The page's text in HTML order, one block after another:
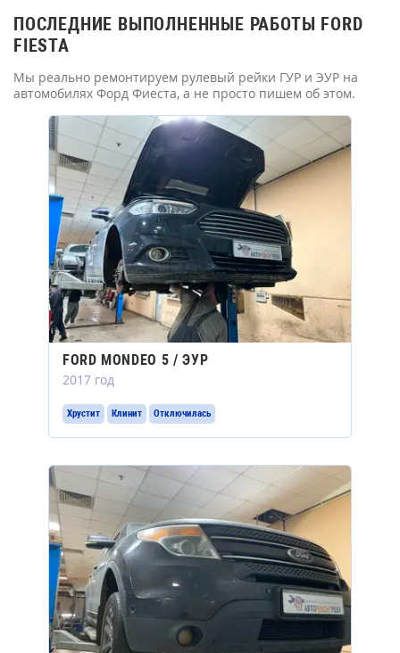
ПОСЛЕДНИЕ ВЫПОЛНЕННЫЕ РАБОТЫ FORD
FIESTA
Мы реально ремонтируем рулевый рейки ГУР и ЭУР на
автомобилях Форд Фиеста, а не просто пишем об этом.
FORD MONDEO 5 / ЭУР
2017 год
Хрустит Клинит Отключилась